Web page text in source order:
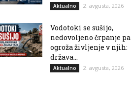
Aktualno 2. avgusta, 2026
Vodotoki se sušijo,
nedovoljeno črpanje pa
ogroža življenje v njih:
država...
Aktualno 2. avgusta, 2026